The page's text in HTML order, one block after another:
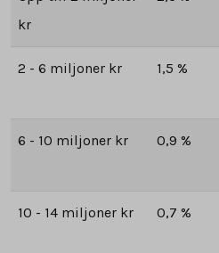
kr
2 - 6 miljoner kr 1,5 %
6 - 10 miljoner kr 0,9 %
10 - 14 miljoner kr 0,7 %